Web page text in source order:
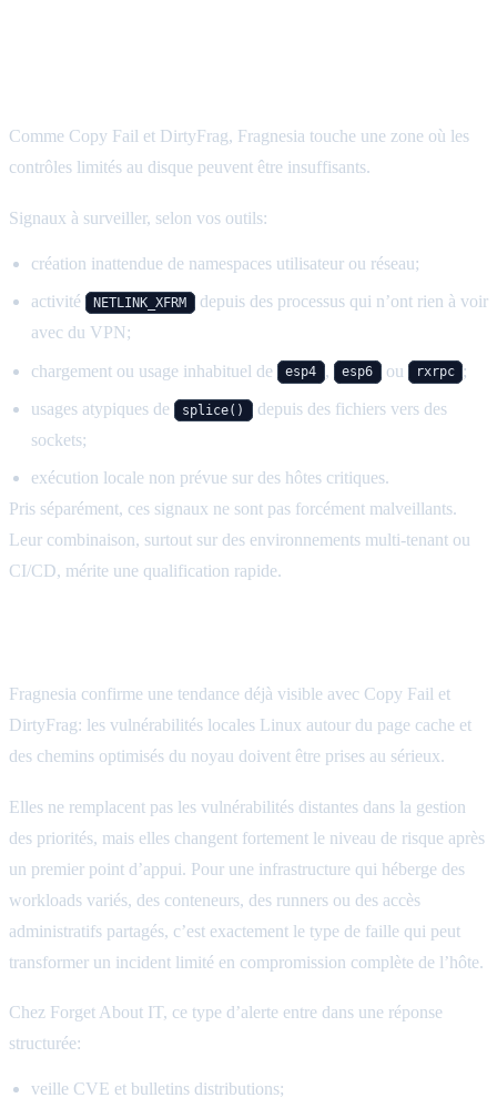
Comme Copy Fail et DirtyFrag, Fragnesia touche une zone où les
contrôles limités au disque peuvent être insuffisants.
Signaux à surveiller, selon vos outils:
création inattendue de namespaces utilisateur ou réseau;
activité NETLINK_XFRM
depuis des processus qui n’ont rien à voir
avec du VPN;
chargement ou usage inhabituel de esp4 , esp6 ou rxrpc ;
usages atypiques de splice()
depuis des fichiers vers des
sockets;
exécution locale non prévue sur des hôtes critiques.
Pris séparément, ces signaux ne sont pas forcément malveillants.
Leur combinaison, surtout sur des environnements multi-tenant ou
CI/CD, mérite une qualification rapide.
Fragnesia confirme une tendance déjà visible avec Copy Fail et
DirtyFrag: les vulnérabilités locales Linux autour du page cache et
des chemins optimisés du noyau doivent être prises au sérieux.
Elles ne remplacent pas les vulnérabilités distantes dans la gestion
des priorités, mais elles changent fortement le niveau de risque après
un premier point d’appui. Pour une infrastructure qui héberge des
workloads variés, des conteneurs, des runners ou des accès
administratifs partagés, c’est exactement le type de faille qui peut
transformer un incident limité en compromission complète de l’hôte.
Chez Forget About IT, ce type d’alerte entre dans une réponse
structurée:
veille CVE et bulletins distributions;